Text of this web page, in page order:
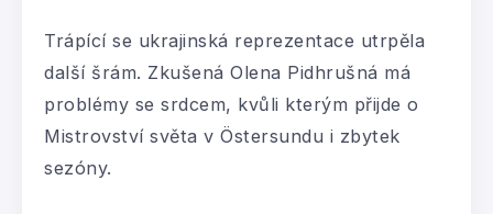
Trápící se ukrajinská reprezentace utrpěla
další šrám. Zkušená Olena Pidhrušná má
problémy se srdcem, kvůli kterým přijde o
Mistrovství světa v Östersundu i zbytek
sezóny.